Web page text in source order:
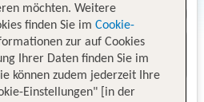
möchten. Weitere
finden Sie im Cookie-
zur auf Cookies
Ihrer Daten finden Sie im
können zudem jederzeit Ihre
Einstellungen" [in der